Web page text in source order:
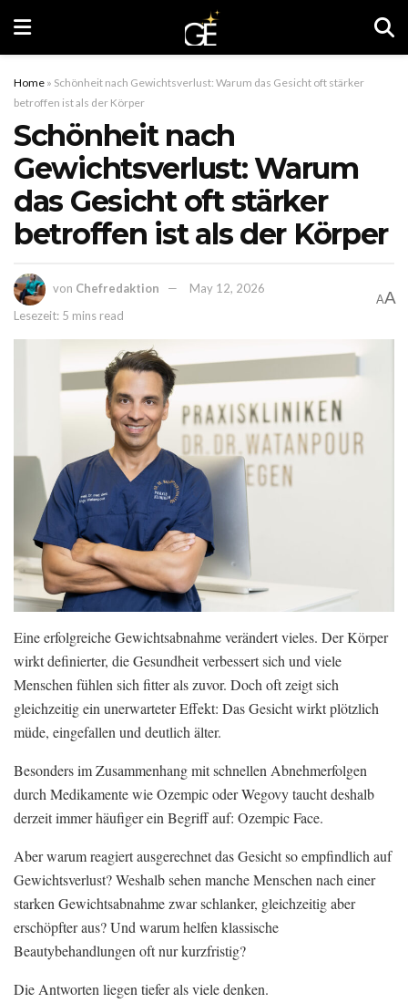
Home » Schönheit nach Gewichtsverlust: Warum das Gesicht oft stärker
betroffen ist als der Körper
Schönheit nach
Gewichtsverlust: Warum
das Gesicht oft stärker
betroffen ist als der Körper
von Chefredaktion
May 12, 2026
Lesezeit: 5 mins read
AA
Eine erfolgreiche Gewichtsabnahme verändert vieles. Der Körper
wirkt definierter, die Gesundheit verbessert sich und viele
Menschen fühlen sich fitter als zuvor. Doch oft zeigt sich
gleichzeitig ein unerwarteter Effekt: Das Gesicht wirkt plötzlich
müde, eingefallen und deutlich älter.
Besonders im Zusammenhang mit schnellen Abnehmerfolgen
durch Medikamente wie Ozempic oder Wegovy taucht deshalb
derzeit immer häufiger ein Begriff auf: Ozempic Face.
Aber warum reagiert ausgerechnet das Gesicht so empfindlich auf
Gewichtsverlust? Weshalb sehen manche Menschen nach einer
starken Gewichtsabnahme zwar schlanker, gleichzeitig aber
erschöpfter aus? Und warum helfen klassische
Beautybehandlungen oft nur kurzfristig?
Die Antworten liegen tiefer als viele denken.